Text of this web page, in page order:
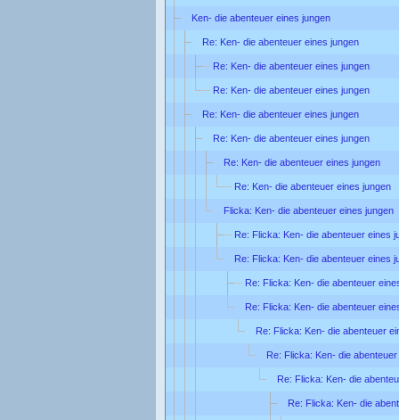
Ken- die abenteuer eines jungen
Re: Ken- die abenteuer eines jungen
Re: Ken- die abenteuer eines jungen
Re: Ken- die abenteuer eines jungen
Re: Ken- die abenteuer eines jungen
Re: Ken- die abenteuer eines jungen
Re: Ken- die abenteuer eines jungen
Re: Ken- die abenteuer eines jungen
Flicka: Ken- die abenteuer eines jungen
Re: Flicka: Ken- die abenteuer eines
Re: Flicka: Ken- die abenteuer eines
Re: Flicka: Ken- die abenteuer
Re: Flicka: Ken- die abenteuer
Re: Flicka: Ken- die abenteuer
Re: Flicka: Ken- die
Re: Flicka: Ken- die
Re: Flicka: Ken- die